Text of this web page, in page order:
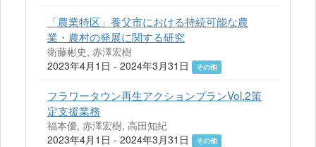
「農業特区」養父市における持続可能な農
業・農村の発展に関する研究
衛藤彬史, 赤澤宏樹
2023年4月1日 - 2024年3月31日
その他
フラワータウン再生アクションプランVol.2策
定支援業務
福本優, 赤澤宏樹, 高田知紀
2023年4月1日 - 2024年3月31日
その他